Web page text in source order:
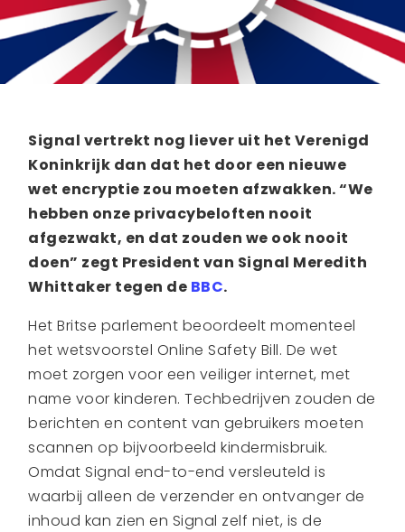
Signal vertrekt nog liever uit het Verenigd
Koninkrijk dan dat het door een nieuwe
wet encryptie zou moeten afzwakken. “We
hebben onze privacybeloften nooit
afgezwakt, en dat zouden we ook nooit
doen” zegt President van Signal Meredith
Whittaker tegen de BBC.
Het Britse parlement beoordeelt momenteel
het wetsvoorstel Online Safety Bill. De wet
moet zorgen voor een veiliger internet, met
name voor kinderen. Techbedrijven zouden de
berichten en content van gebruikers moeten
scannen op bijvoorbeeld kindermisbruik.
Omdat Signal end-to-end versleuteld is
waarbij alleen de verzender en ontvanger de
inhoud kan zien en Signal zelf niet, is de